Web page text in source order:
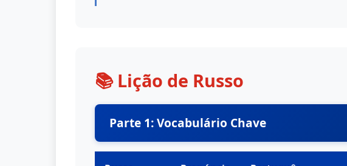
📚 Lição de Russo
Parte 1: Vocabulário Chave